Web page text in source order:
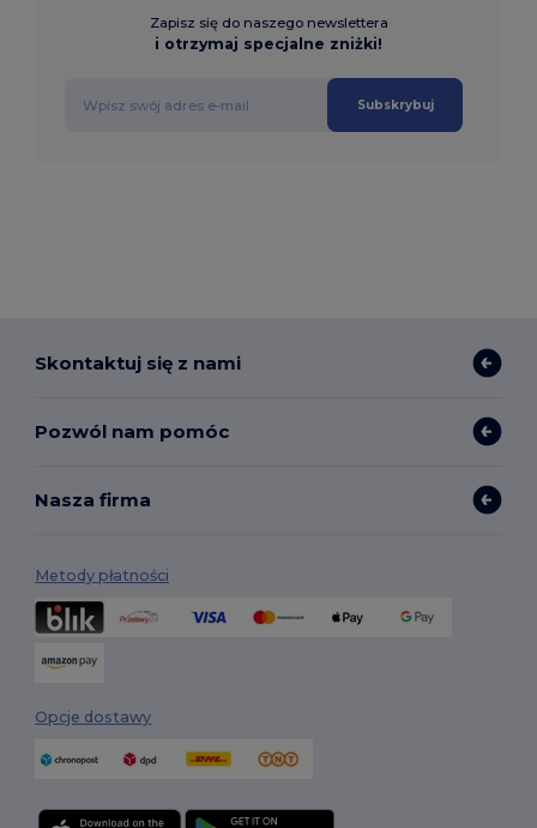
Zapisz się do naszego newslettera
i otrzymaj specjalne zniżki!
Subskrybuj
Skontaktuj się z nami
Pozwól nam pomóc
Nasza firma
Metody płatności
Opcje dostawy